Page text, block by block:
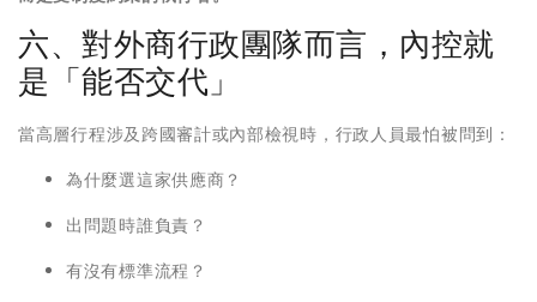
六、對外商行政團隊而言，內控就
是「能否交代」
當高層行程涉及跨國審計或內部檢視時，行政人員最怕被問到：
為什麼選這家供應商？
出問題時誰負責？
有沒有標準流程？